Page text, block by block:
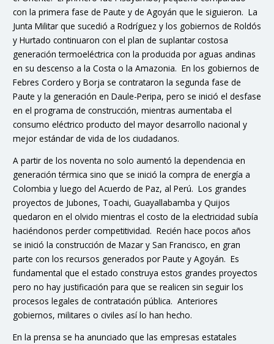
con la primera fase de Paute y de Agoyán que le siguieron. La
Junta Militar que sucedió a Rodríguez y los gobiernos de Roldós
y Hurtado continuaron con el plan de suplantar costosa
generación termoeléctrica con la producida por aguas andinas
en su descenso a la Costa o la Amazonia. En los gobiernos de
Febres Cordero y Borja se contrataron la segunda fase de
Paute y la generación en Daule-Peripa, pero se inició el desfase
en el programa de construcción, mientras aumentaba el
consumo eléctrico producto del mayor desarrollo nacional y
mejor estándar de vida de los ciudadanos.
A partir de los noventa no solo aumentó la dependencia en
generación térmica sino que se inició la compra de energía a
Colombia y luego del Acuerdo de Paz, al Perú. Los grandes
proyectos de Jubones, Toachi, Guayallabamba y Quijos
quedaron en el olvido mientras el costo de la electricidad subía
haciéndonos perder competitividad. Recién hace pocos años
se inició la construcción de Mazar y San Francisco, en gran
parte con los recursos generados por Paute y Agoyán. Es
fundamental que el estado construya estos grandes proyectos
pero no hay justificación para que se realicen sin seguir los
procesos legales de contratación pública. Anteriores
gobiernos, militares o civiles así lo han hecho.
En la prensa se ha anunciado que las empresas estatales